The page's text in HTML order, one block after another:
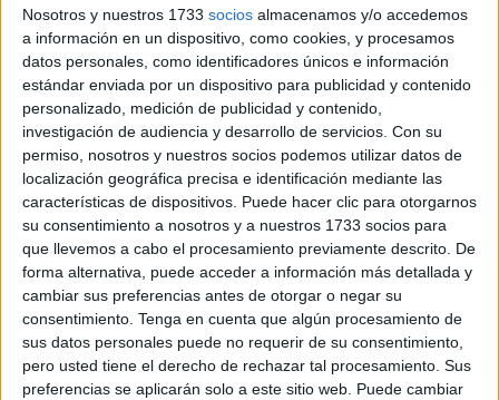
Nosotros y nuestros 1733 socios almacenamos y/o accedemos
a información en un dispositivo, como cookies, y procesamos
datos personales, como identificadores únicos e información
estándar enviada por un dispositivo para publicidad y contenido
personalizado, medición de publicidad y contenido,
investigación de audiencia y desarrollo de servicios. Con su
permiso, nosotros y nuestros socios podemos utilizar datos de
localización geográfica precisa e identificación mediante las
características de dispositivos. Puede hacer clic para otorgarnos
su consentimiento a nosotros y a nuestros 1733 socios para
que llevemos a cabo el procesamiento previamente descrito. De
forma alternativa, puede acceder a información más detallada y
cambiar sus preferencias antes de otorgar o negar su
consentimiento. Tenga en cuenta que algún procesamiento de
sus datos personales puede no requerir de su consentimiento,
pero usted tiene el derecho de rechazar tal procesamiento. Sus
preferencias se aplicarán solo a este sitio web. Puede cambiar
Abdelmalik rogó entonces por que el responsable de la
muerte de su hijo más pequeño no fuese alguien conocido.
No lo era. “Admiro a los policías que trabajaron tan bien,
que no tuvieron ni susfiestas de Navidad, y por eso
quería invitarlos, por eso ha bajado otro de mis hijos a
pedirles que vengan”, señala el padre del pequeño, que
tenía tres hermanos, una chica que ahora ha alcanzado los
quince años y dos varones ya mayores de edad.
“Pensamos en él todos los días... La chica se ha puesto